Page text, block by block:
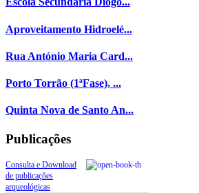
Aproveitamento Hidroelé...
Rua António Maria Card...
Porto Torrão (1ªFase), ...
Quinta Nova de Santo An...
Publicações
Consulta e Download
de publicações
arqueológicas